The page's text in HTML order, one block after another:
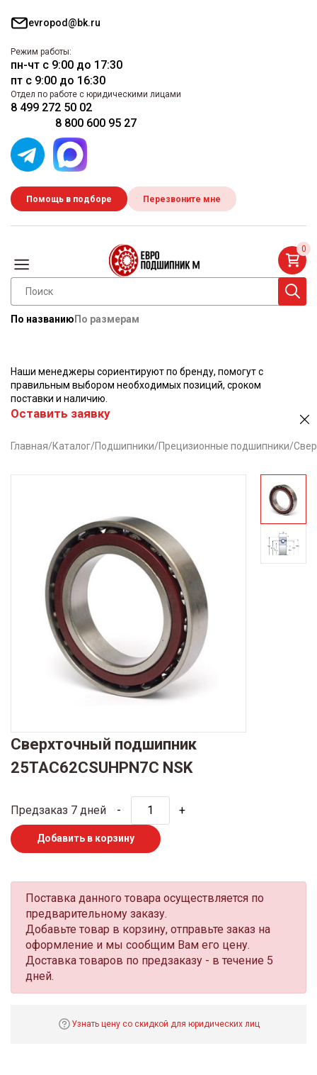
evropod@bk.ru
Режим работы:
пн-чт с 9:00 до 17:30
пт с 9:00 до 16:30
Отдел по работе с юридическими лицами
8 499 272 50 02
8 800 600 95 27
Помощь в подборе Перезвоните мне
По названию По размерам
0
Наши менеджеры сориентируют по бренду, помогут с
правильным выбором необходимых позиций, сроком
поставки и наличию.
Оставить заявку
Главная/Каталог/Подшипники/Прецизионные подшипники/
Сверхточный подшипник
25TAC62CSUHPN7C NSK
Предзаказ 7 дней - +
Добавить в корзину
Поставка данного товара осуществляется по
предварительному заказу.
Добавьте товар в корзину, отправьте заказ на
оформление и мы сообщим Вам его цену.
Доставка товаров по предзаказу - в течение 5
дней.
Узнать цену со скидкой для юридических лиц